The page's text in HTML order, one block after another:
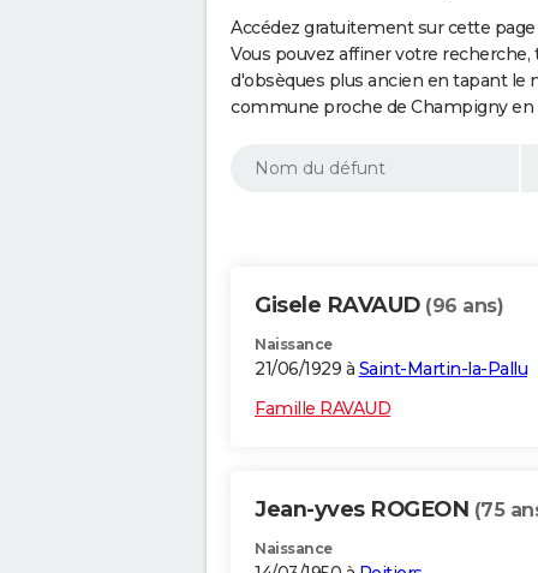
Accédez gratuitement sur cette
Vous pouvez affiner votre recherche,
d'obsèques plus ancien en tapant le
commune proche de Champigny en
Gisele RAVAUD (96 ans)
Naissance
21/06/1929 à Saint-Martin-la-Pallu
Famille RAVAUD
Jean-yves ROGEON (75
Naissance